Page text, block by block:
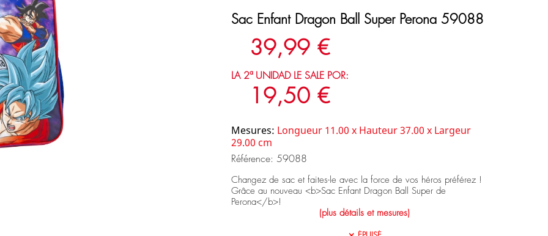
Sac Enfant Dragon Ball Super Perona 59088
39,99 €
LA 2ª UNIDAD LE SALE POR:
19,50 €
Mesures: Longueur 11.00 x Hauteur 37.00 x Largeur
29.00 cm
Référence: 59088
Changez de sac et faites-le avec la force de vos héros préférez !
Grâce au nouveau <b>Sac Enfant Dragon Ball Super de
Perona</b>!
(plus détails et mesures)